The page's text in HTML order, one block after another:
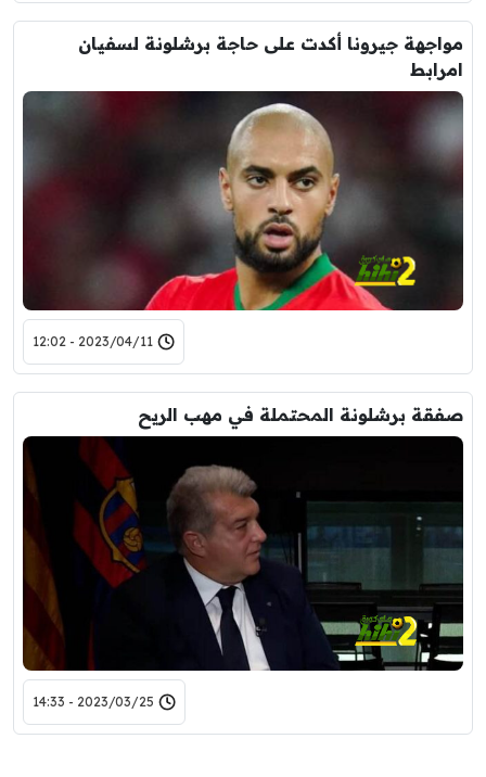
مواجهة جيرونا أكدت على حاجة برشلونة لسفيان
امرابط
2023/04/11 - 12:02
صفقة برشلونة المحتملة في مهب الريح
2023/03/25 - 14:33